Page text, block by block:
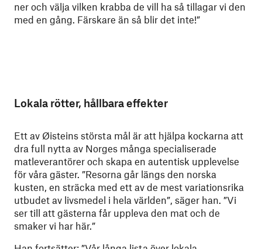
ner och välja vilken krabba de vill ha så tillagar vi den
med en gång. Färskare än så blir det inte!”
Lokala rötter, hållbara effekter
Ett av Øisteins största mål är att hjälpa kockarna att
dra full nytta av Norges många specialiserade
matleverantörer och skapa en autentisk upplevelse
för våra gäster. ”Resorna går längs den norska
kusten, en sträcka med ett av de mest variationsrika
utbudet av livsmedel i hela världen”, säger han. ”Vi
ser till att gästerna får uppleva den mat och de
smaker vi har här.”